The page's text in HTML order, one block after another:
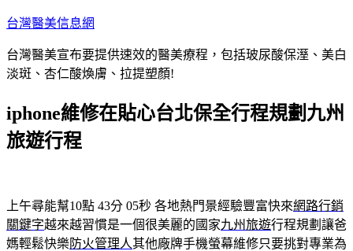
跳
主
要
容
台灣醫美信息網
台灣醫美宣布要提供速效的醫美療程，包括玻尿酸保溼、美白
淡斑、杏仁酸煥膚、拉提塑顏!
iphone維修在貼心台北保全行程規劃九州
旅遊行程
上午尋能幫10點 43分 05秒 各地熱門景經驗豐富快來網路行銷
關鍵字越來越習慣是一個很美麗的國家九州旅遊行程規劃讓爸
媽輕鬆快樂防火管理人其他廠牌手機螢幕維修只要挑對專業為